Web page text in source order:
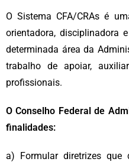
O Sistema CFA/CRAs é
orientadora, disciplinadora
determinada área da
trabalho de apoiar,
profissionais.
O Conselho Federal de
finalidades:
a) Formular diretrizes que